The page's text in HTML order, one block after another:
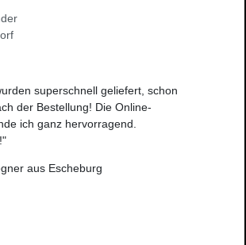
superschnell geliefert, schon
der Bestellung! Die Online-
ich ganz hervorragend.
aus Escheburg